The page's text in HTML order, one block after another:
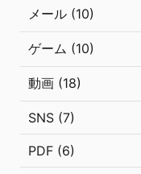
メール (10)
ゲーム (10)
動画 (18)
SNS (7)
PDF (6)